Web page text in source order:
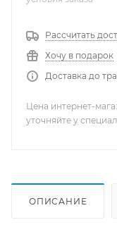
Рассчитать
Хочу в подарок
Доставка до
Цена интернет-
уточняйте у
ОПИСАНИЕ